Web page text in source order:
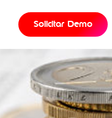
Solicitar Demo